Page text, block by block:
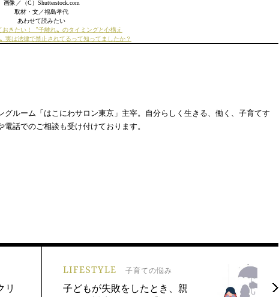
画像／（C）Shutterstock.com
取材・文／福島孝代
あわせて読みたい
おきたい！〝子離れ〟のタイミングと心構え
実は法律で禁止されてるって知ってましたか？
グルーム「はこにわサロン東京」主宰。自分らしく生きる、働く、子育てす
話でのご相談も受け付けております。
リ
LIFESTYLE 子育ての悩み
子どもが失敗をしたとき、親